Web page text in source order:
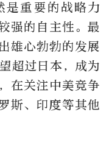
是重要的战略力
强的自主性。最
雄心勃勃的发展
超过日本，成为
在关注中美竞争
斯、印度等其他